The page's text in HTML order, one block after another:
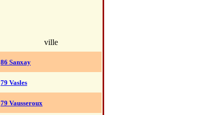
ville
86 Sanxay
79 Vasles
79 Vausseroux